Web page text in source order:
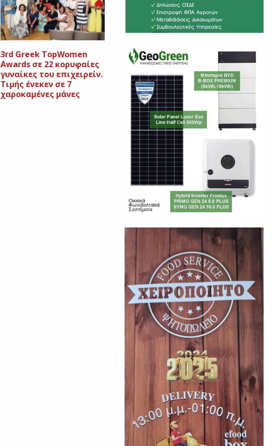
3rd Greek TopWomen
Awards σε 22 κορυφαίες
γυναίκες του επιχειρείν.
Τιμής ένεκεν σε 7
χαροκαμένες μάνες